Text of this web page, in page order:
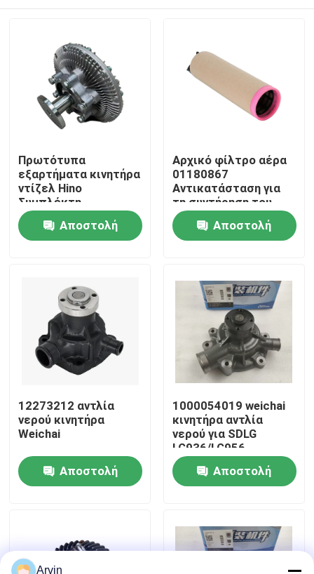
Αρχική Σελίδα
Προϊόντα
Γύρος εργοστασίων
Ποιοτικός έλεγχος
Νέα
Ζητήστε ένα απόσπασμα
Ανταλλακτικά Cummins
Πρωτότυπα
εξαρτήματα κινητήρα
ντίζελ Hino
Συμπλέκτη
ανεμιστήρα 16250-
E0040 για μηχανές
κατασκευής
Αποστολή
Αρχικό φίλτρο αέρα
01180867
Αντικατάσταση για
τη συντήρηση του
κινητήρα ντίζελ
Deutz
Αποστολή
12273212 αντλία
νερού κινητήρα
Weichai
Αποστολή
1000054019 weichai
κινητήρα αντλία
νερού για SDLG
LG936/LG956
Αποστολή
Arvin